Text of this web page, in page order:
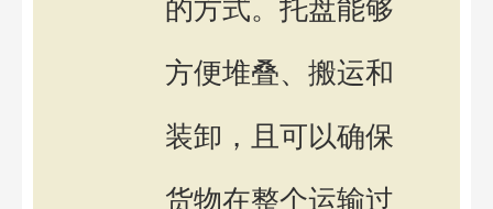
的方式。托盘能够
方便堆叠、搬运和
装卸，且可以确保
货物在整个运输过